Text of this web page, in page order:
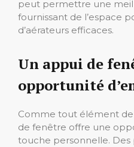
peut permettre une
fournissant de l’espace
d’aérateurs efficaces.
Un appui de
opportunité
Comme tout élément
de fenêtre offre une
touche personnelle.